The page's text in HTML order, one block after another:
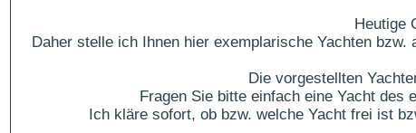
Heutige
Daher stelle ich Ihnen hier exemplarische Yachten
Die vorgestellten
Fragen Sie bitte einfach eine Yacht des
Ich kläre sofort, ob bzw. welche Yacht frei ist